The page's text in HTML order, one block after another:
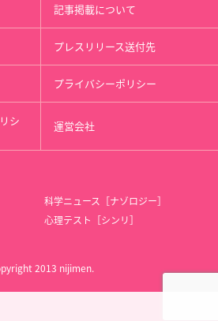
記事掲載について
プレスリリース送付先
プライバシーポリシー
シ 運営会社
科学ニュース［ナゾロジー］
心理テスト［シンリ］
2013 nijimen.